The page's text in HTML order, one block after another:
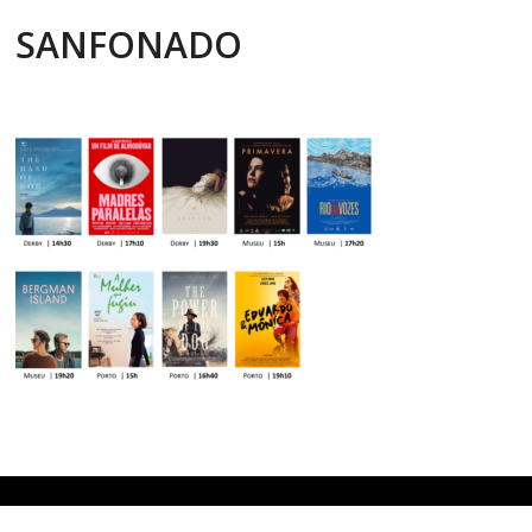
SANFONADO